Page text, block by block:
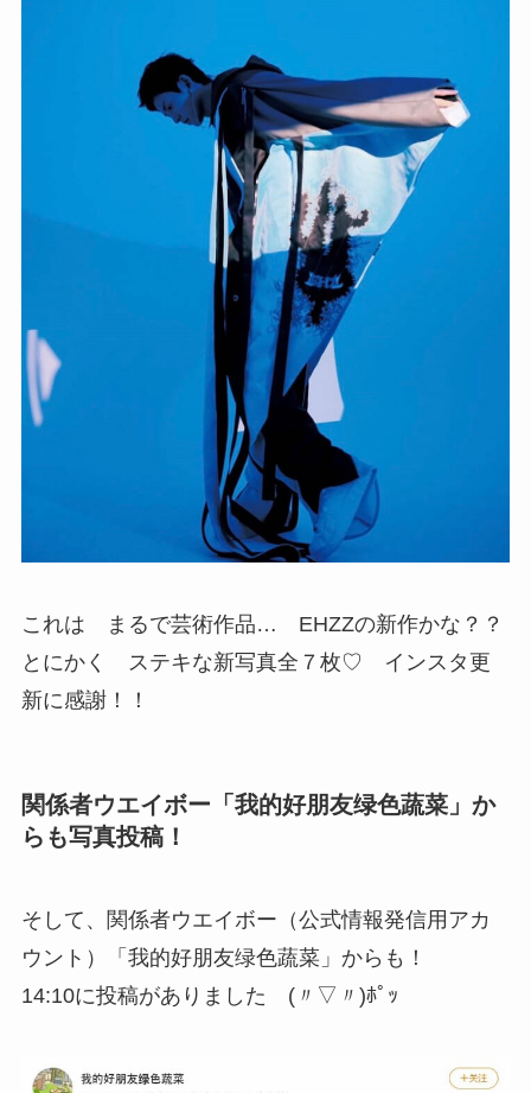
これは まるで芸術作品… EHZZの新作かな？？
とにかく ステキな新写真全７枚♡ インスタ更
新に感謝！！
関係者ウエイボー「我的好朋友绿色蔬菜」か
らも写真投稿！
そして、関係者ウエイボー（公式情報発信用アカ
ウント）「我的好朋友绿色蔬菜」からも！
14:10に投稿がありました (〃▽〃)ﾎﾟｯ